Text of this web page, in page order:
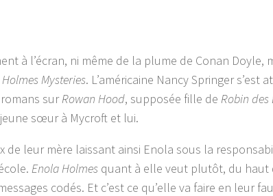
à l’écran, ni même de la plume de Conan Doyle,
Mysteries. L’américaine Nancy Springer s’est
surRowan Hood, supposée fille de Robin des
sœur à Mycroft et lui.
leur mère laissant ainsi Enola sous la
Enola Holmes quant à elle veut plutôt, du haut
codés. Et c’est ce qu’elle va faire en leur